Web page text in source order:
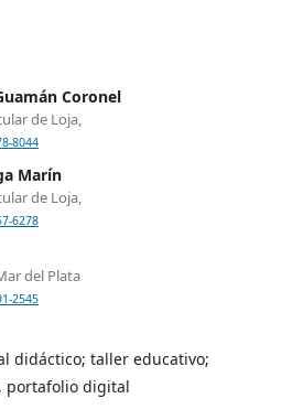
Coronel
de Loja,
8044
Marín
de Loja,
6278
del Plata
2545
didáctico; taller educativo;
portafolio digital